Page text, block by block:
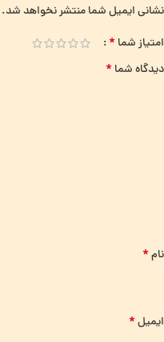
نشانی ایمیل شما منتشر نخواهد شد.
امتیاز شما*
دیدگاه شما*
نام*
ایمیل*